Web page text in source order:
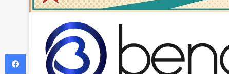
Facebook